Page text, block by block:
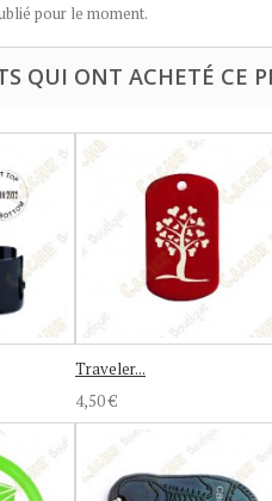
pour le moment.
QUI ONT ACHETÉ CE
Traveler...
4,50 €